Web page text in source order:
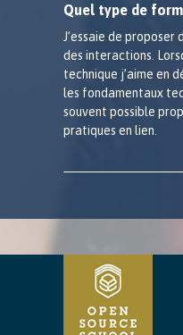
Quel type de
J’essaie de
des interactions.
technique j’aime en
les fondamentaux
souvent possible
pratiques en lien.